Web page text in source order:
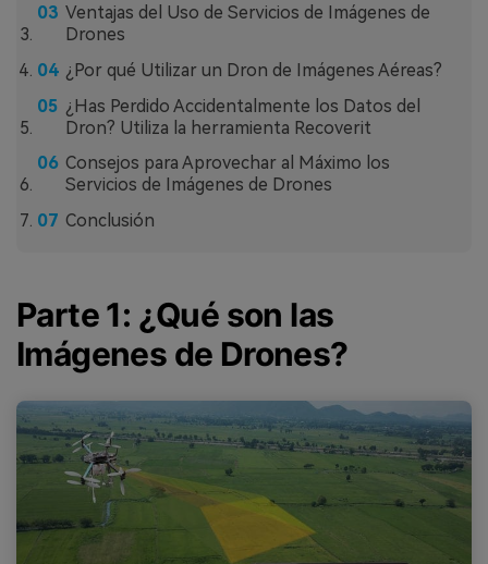
Ventajas del Uso de Servicios de Imágenes de
Drones
¿Por qué Utilizar un Dron de Imágenes Aéreas?
¿Has Perdido Accidentalmente los Datos del
Dron? Utiliza la herramienta Recoverit
Consejos para Aprovechar al Máximo los
Servicios de Imágenes de Drones
Conclusión
Parte 1: ¿Qué son las
Imágenes de Drones?